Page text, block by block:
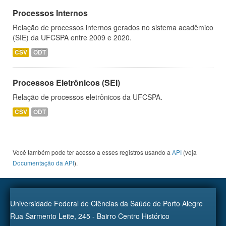
Processos Internos
Relação de processos internos gerados no sistema acadêmico
(SIE) da UFCSPA entre 2009 e 2020.
CSV ODT
Processos Eletrônicos (SEI)
Relação de processos eletrônicos da UFCSPA.
CSV ODT
Você também pode ter acesso a esses registros usando a API (veja
Documentação da API).
Universidade Federal de Ciências da Saúde de Porto Alegre
Rua Sarmento Leite, 245 - Bairro Centro Histórico